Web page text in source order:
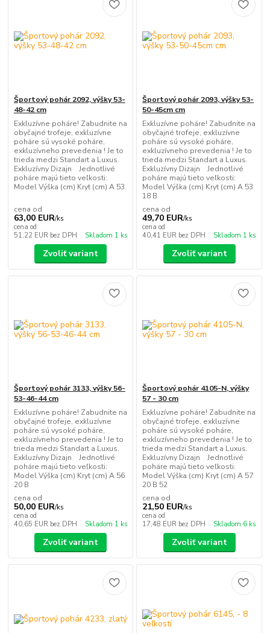
Športový pohár 2092, výšky 53-
48-42 cm
Exkluzívne poháre! Zabudnite na
obyčajné trofeje, exkluzívne
poháre sú vysoké poháre,
exkluzívneho prevedenia ! Je to
trieda medzi Standart a Luxus.
Exkluzívny Dizajn Jednotlivé
poháre majú tieto veľkosti:
Model Výška (cm) Kryt (cm) A 53
cena od
63,00 EUR/ks
cena od
51,22 EUR bez DPH Skladom 1 ks
Zvoliť variant
Športový pohár 2093, výšky 53-
50-45cm cm
Exkluzívne poháre! Zabudnite na
obyčajné trofeje, exkluzívne
poháre sú vysoké poháre,
exkluzívneho prevedenia ! Je to
trieda medzi Standart a Luxus.
Exkluzívny Dizajn Jednotlivé
poháre majú tieto veľkosti:
Model Výška (cm) Kryt (cm) A 53
18 B
cena od
49,70 EUR/ks
cena od
40,41 EUR bez DPH Skladom 1 ks
Zvoliť variant
Športový pohár 3133, výšky 56-
53-46-44 cm
Exkluzívne poháre! Zabudnite na
obyčajné trofeje, exkluzívne
poháre sú vysoké poháre,
exkluzívneho prevedenia ! Je to
trieda medzi Standart a Luxus.
Exkluzívny Dizajn Jednotlivé
poháre majú tieto veľkosti:
Model Výška (cm) Kryt (cm) A 56
20 B
cena od
50,00 EUR/ks
cena od
40,65 EUR bez DPH Skladom 1 ks
Zvoliť variant
Športový pohár 4105-N, výšky
57 - 30 cm
Exkluzívne poháre! Zabudnite na
obyčajné trofeje, exkluzívne
poháre sú vysoké poháre,
exkluzívneho prevedenia ! Je to
trieda medzi Standart a Luxus.
Exkluzívny Dizajn Jednotlivé
poháre majú tieto veľkosti:
Model Výška (cm) Kryt (cm) A 57
20 B 52
cena od
21,50 EUR/ks
cena od
17,48 EUR bez DPH Skladom 6 ks
Zvoliť variant